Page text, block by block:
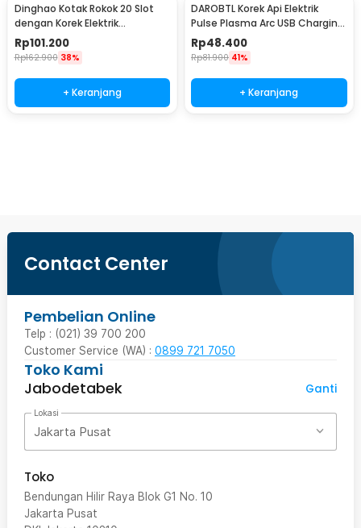
Dinghao Kotak Rokok 20 Slot
dengan Korek Elektrik
Pyrotechnic - DH-9010
Rp101.200
Rp162.900 38%
+ Keranjang
DAROBTL Korek Api Elektrik
Pulse Plasma Arc USB Charging
- M911
Rp48.400
Rp81.900 41%
+ Keranjang
Contact Center
Pembelian Online
Telp : (021) 39 700 200
Customer Service (WA) : 0899 721 7050
Toko Kami
Jabodetabek
Ganti
Lokasi
Jakarta Pusat
Toko
Bendungan Hilir Raya Blok G1 No. 10
Jakarta Pusat